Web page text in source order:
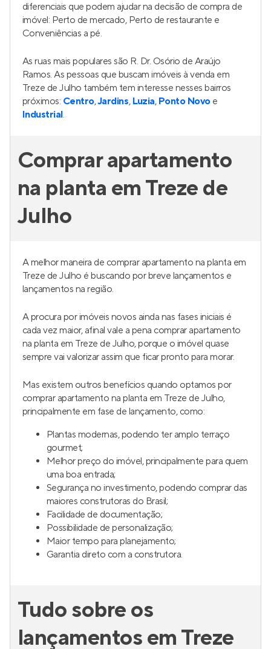
diferenciais que podem ajudar na decisão de compra de
imóvel: Perto de mercado, Perto de restaurante e
Conveniências a pé.
As ruas mais populares são R. Dr. Osório de Araújo
Ramos. As pessoas que buscam imóveis à venda em
Treze de Julho também tem interesse nesses bairros
próximos: Centro,Jardins, Luzia, Ponto Novo e
Industrial.
Comprar apartamento
na planta em Treze de
Julho
A melhor maneira de comprar apartamento na planta em
Treze de Julho é buscando por breve lançamentos e
lançamentos na região.
A procura por imóveis novos ainda nas fases iniciais é
cada vez maior, afinal vale a pena comprar apartamento
na planta em Treze de Julho, porque o imóvel quase
sempre vai valorizar assim que ficar pronto para morar.
Mas existem outros benefícios quando optamos por
comprar apartamento na planta em Treze de Julho,
principalmente em fase de lançamento, como:
Plantas modernas, podendo ter amplo terraço
gourmet;
Melhor preço do imóvel, principalmente para quem
uma boa entrada;
Segurança no investimento, podendo comprar das
maiores construtoras do Brasil;
Facilidade de documentação;
Possibilidade de personalização;
Maior tempo para planejamento;
Garantia direto com a construtora.
Tudo sobre os
lançamentos em Treze